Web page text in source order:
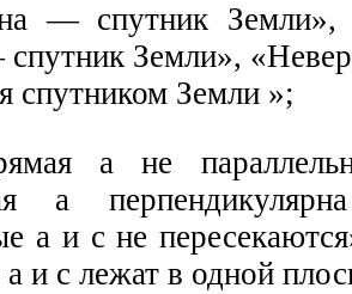
— спутник Земли»,
Земли»,
спутником Земли »;
а не
а
а и с не
и с лежат в одной